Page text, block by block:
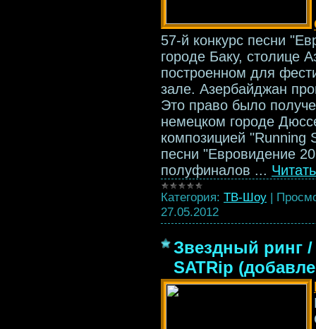
57-й конкурс песни
городе Баку, столице
построенном для
зале. Азербайджан
Это право было
немецком городе
композицией "Running
песни "Евровидение
полуфиналов ...
Категория: ТВ-Шоу |
27.05.2012
Звездный ринг /
SATRip